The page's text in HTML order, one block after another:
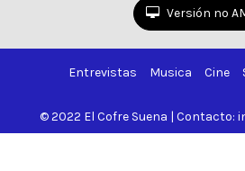
Versión no
Entrevistas Musica Cine
© 2022 El Cofre Suena | Contacto: